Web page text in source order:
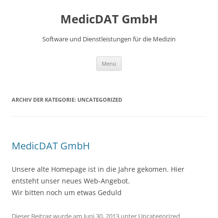
MedicDAT GmbH
Software und Dienstleistungen für die Medizin
Menü
ARCHIV DER KATEGORIE: UNCATEGORIZED
MedicDAT GmbH
Unsere alte Homepage ist in die Jahre gekomen. Hier
entsteht unser neues Web-Angebot.
Wir bitten noch um etwas Geduld
Dieser Beitrag wurde am Juni 30, 2013 unter Uncategorized